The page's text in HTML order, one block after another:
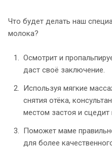
Что будет делать наш
молока?
Осмотрит и
даст своё заключение.
Используя мягкие
снятия отёка,
местом застоя и сцедит
Поможет маме
для более